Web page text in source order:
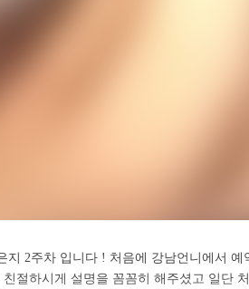
기 전체 내용은
인하실 수 있습니다.
지 2주차 입니다 ! 처음에 강남언니에서
절하시게 설명을 꼼꼼히 해주셨고 일단